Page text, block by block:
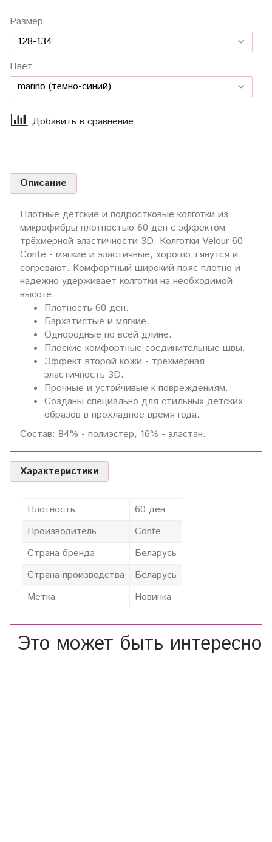
Размер
Цвет
Добавить в сравнение
Описание
Плотные детские и подростковые колготки из
микрофибры плотностью 60 ден с эффектом
трёхмерной эластичности 3D. Колготки Velour 60
Conte - мягкие и эластичные, хорошо тянутся и
согревают. Комфортный широкий пояс плотно и
надежно удерживает колготки на необходимой
высоте.
Плотность 60 ден.
Бархатистые и мягкие.
Однородные по всей длине.
Плоские комфортные соединительные швы.
Эффект второй кожи - трёхмерная
эластичность 3D.
Прочные и устойчивые к повреждениям.
Созданы специально для стильных детских
образов в прохладное время года.
Состав: 84% - полиэстер, 16% - эластан.
Характеристики
Плотность
60 ден
Производитель
Conte
Страна бренда
Беларусь
Страна производства
Беларусь
Метка
Новинка
Это может быть интересно